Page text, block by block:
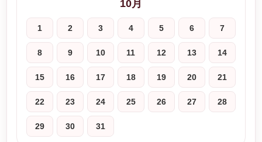
10月
1 2 3 4 5 6 7
8 9 10 11 12 13 14
15 16 17 18 19 20 21
22 23 24 25 26 27 28
29 30 31